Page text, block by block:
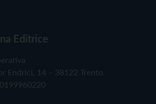
Editrice
Endrici, 14 – 38122 Trento